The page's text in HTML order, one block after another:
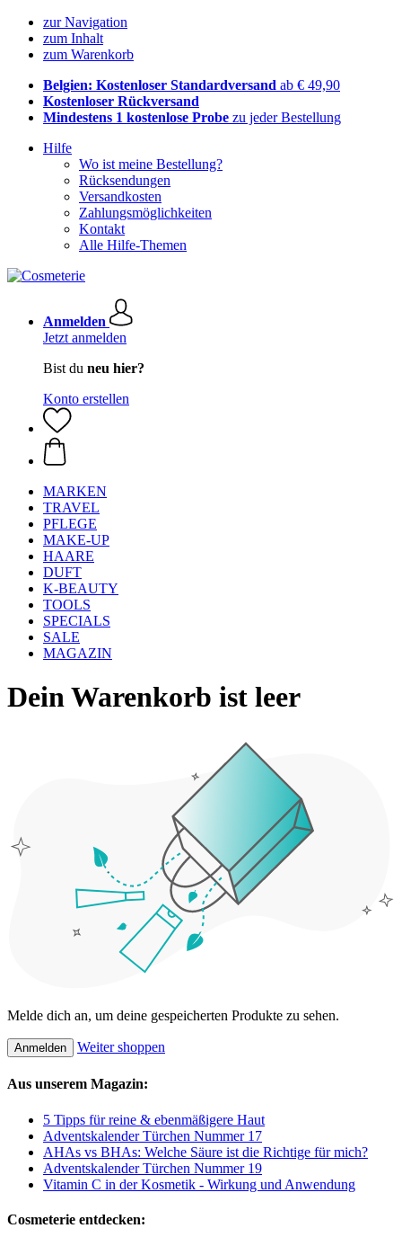
zur Navigation
zum Inhalt
zum Warenkorb
Belgien: Kostenloser Standardversand ab € 49,90
Kostenloser Rückversand
Mindestens 1 kostenlose Probe zu jeder Bestellung
Hilfe
Wo ist meine Bestellung?
Rücksendungen
Versandkosten
Zahlungsmöglichkeiten
Kontakt
Alle Hilfe-Themen
Anmelden
Jetzt anmelden
Bist du neu hier?
Konto erstellen
MARKEN
TRAVEL
PFLEGE
MAKE-UP
HAARE
DUFT
K-BEAUTY
TOOLS
SPECIALS
SALE
MAGAZIN
Dein Warenkorb ist leer
Melde dich an, um deine gespeicherten Produkte zu sehen.
Anmelden Weiter shoppen
Aus unserem Magazin:
5 Tipps für reine & ebenmäßigere Haut
Adventskalender Türchen Nummer 17
AHAs vs BHAs: Welche Säure ist die Richtige für mich?
Adventskalender Türchen Nummer 19
Vitamin C in der Kosmetik - Wirkung und Anwendung
Cosmeterie entdecken: